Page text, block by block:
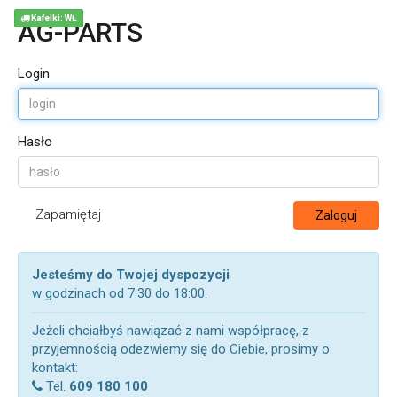
AG-PARTS
Login
Hasło
Zapamiętaj Zaloguj
Jesteśmy do Twojej dyspozycji
w godzinach od 7:30 do 18:00.
Jeżeli chciałbyś nawiązać z nami współpracę, z
przyjemnością odezwiemy się do Ciebie, prosimy o
kontakt:
Tel. 609 180 100
Kafelki: WŁ